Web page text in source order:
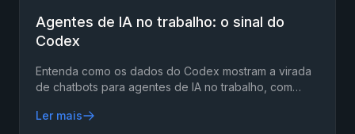
Agentes de IA no trabalho: o sinal do
Codex
Entenda como os dados do Codex mostram a virada
de chatbots para agentes de IA no trabalho, com
2026.
Ler mais